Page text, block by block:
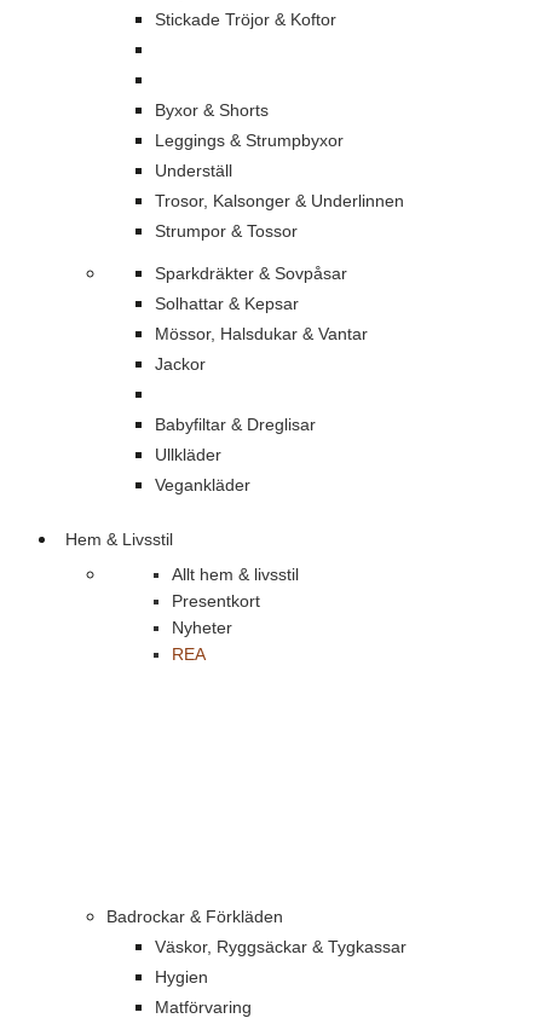
Stickade Tröjor & Koftor
Byxor & Shorts
Leggings & Strumpbyxor
Underställ
Trosor, Kalsonger & Underlinnen
Strumpor & Tossor
Sparkdräkter & Sovpåsar
Solhattar & Kepsar
Mössor, Halsdukar & Vantar
Jackor
Babyfiltar & Dreglisar
Ullkläder
Vegankläder
Hem & Livsstil
Allt hem & livsstil
Presentkort
Nyheter
REA
Badrockar & Förkläden
Väskor, Ryggsäckar & Tygkassar
Hygien
Matförvaring